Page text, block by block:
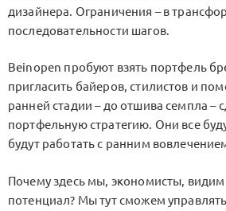
дизайнера. Ограничения – в
последовательности шагов.
Beinopen пробуют взять портфель
пригласить байеров, стилистов и
ранней стадии – до отшива семпла –
портфельную стратегию. Они все
будут работать с ранним
Почему здесь мы, экономисты,
потенциал? Мы тут сможем